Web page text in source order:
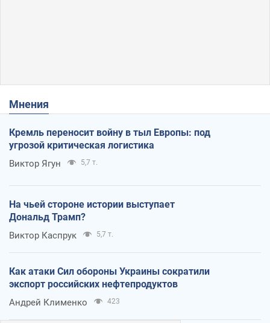
Мнения
Кремль переносит войну в тыл Европы: под
угрозой критическая логистика
Виктор Ягун 5,7 т.
На чьей стороне истории выступает
Дональд Трамп?
Виктор Каспрук 5,7 т.
Как атаки Сил обороны Украины сократили
экспорт российских нефтепродуктов
Андрей Клименко 423